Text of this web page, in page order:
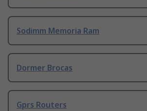
Sodimm Memoria Ram
Dormer Brocas
Gprs Routers